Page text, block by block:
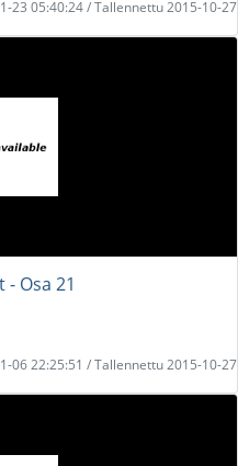
23 05:40:24 / Tallennettu 2015-10-27
Osa 21
06 22:25:51 / Tallennettu 2015-10-27